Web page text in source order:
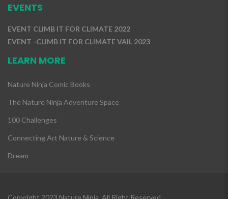
EVENTS
EVENT CLIMB IT FOR CLIMATE 2022
EVENT -CLIMB IT FOR CLIMATE VAIL 2023
LEARN MORE
Nature Ninja Comic Books
The Nature Ninja Adventure Space
100 Challenges
Connecting Art Nature & Science
Dream
Copyright 2023 Nature Ninja, All Right Reserved